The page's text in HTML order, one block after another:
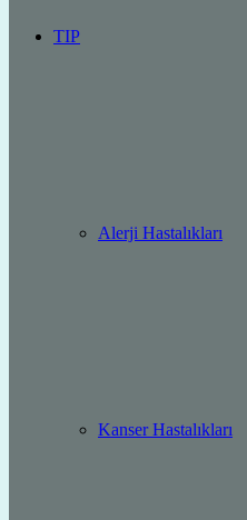
TIP
Alerji Hastalıkları
Kanser Hastalıkları